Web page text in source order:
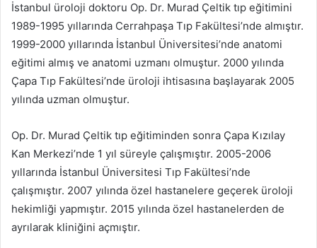
İstanbul üroloji doktoru Op. Dr. Murad Çeltik tıp eğitimini
1989-1995 yıllarında Cerrahpaşa Tıp Fakültesi’nde almıştır.
1999-2000 yıllarında İstanbul Üniversitesi’nde anatomi
eğitimi almış ve anatomi uzmanı olmuştur. 2000 yılında
Çapa Tıp Fakültesi’nde üroloji ihtisasına başlayarak 2005
yılında uzman olmuştur.
Op. Dr. Murad Çeltik tıp eğitiminden sonra Çapa Kızılay
Kan Merkezi’nde 1 yıl süreyle çalışmıştır. 2005-2006
yıllarında İstanbul Üniversitesi Tıp Fakültesi’nde
çalışmıştır. 2007 yılında özel hastanelere geçerek üroloji
hekimliği yapmıştır. 2015 yılında özel hastanelerden de
ayrılarak kliniğini açmıştır.